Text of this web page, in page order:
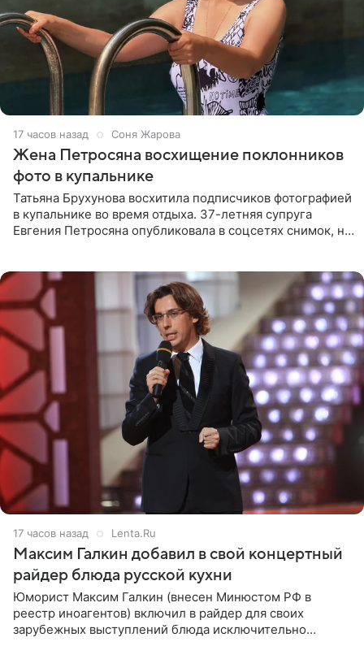
17 часов назад Соня Жарова
Жена Петросяна восхищение поклонников
фото в купальнике
Татьяна Брухунова восхитила подписчиков фотографией
в купальнике во время отдыха. 37-летняя супруга
Евгения Петросяна опубликовала в соцсетях снимок, на
17 часов назад Lenta.Ru
Максим Галкин добавил в свой концертный
райдер блюда русской кухни
Юморист Максим Галкин (внесен Минюстом РФ в
реестр иноагентов) включил в райдер для своих
зарубежных выступлений блюда исключительно